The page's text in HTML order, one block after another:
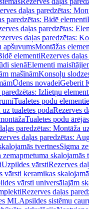
daļas paredzētas:
paredzētas: Bidē elementi
daļas paredzētas:
daļas paredzētas:
apšuvumsMontāžas
elementiRezerves
sienāElementi
mašīnāmKonsoļu
Ūdens novadeiGeberit
Izlietņu
Tualetes podu
tualetes podaRezerves
Tualetes podu
paredzētas: Montāža
daļas paredzētas:
tvertnesSigma
skalojamās
Uzpildes vārstiRezerves
vārsti keramikas
vārsti universālajām
Rezerves daļas
MLApsildes sistēmu